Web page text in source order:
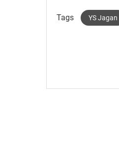
Tags YS Jagan